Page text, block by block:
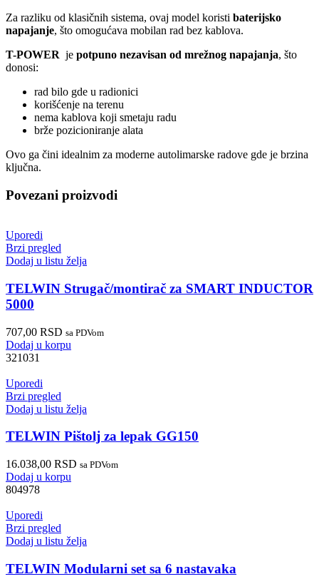
Za razliku od klasičnih sistema, ovaj model koristi baterijsko
napajanje, što omogućava mobilan rad bez kablova.
T-POWER je potpuno nezavisan od mrežnog napajanja, što
donosi:
rad bilo gde u radionici
korišćenje na terenu
nema kablova koji smetaju radu
brže pozicioniranje alata
Ovo ga čini idealnim za moderne autolimarske radove gde je brzina
ključna.
Povezani proizvodi
Uporedi
Brzi pregled
Dodaj u listu želja
TELWIN Strugač/montirač za SMART INDUCTOR
5000
707,00 RSD sa PDVom
Dodaj u korpu
321031
Uporedi
Brzi pregled
Dodaj u listu želja
TELWIN Pištolj za lepak GG150
16.038,00 RSD sa PDVom
Dodaj u korpu
804978
Uporedi
Brzi pregled
Dodaj u listu želja
TELWIN Modularni set sa 6 nastavaka